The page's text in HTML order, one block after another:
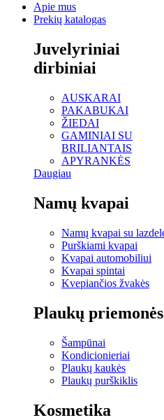
Apie mus
Prekių katalogas
Juvelyriniai
dirbiniai
AUSKARAI
PAKABUKAI
ŽIEDAI
GAMINIAI SU
BRILIANTAIS
APYRANKĖS
Daugiau
Namų kvapai
Namų kvapai su
Purškiami kvapai
Kvapai automobiliui
Kvapai spintai
Kvepiančios žvakės
Plaukų priemonės
Šampūnai
Kondicionieriai
Plaukų kaukės
Plaukų purškiklis
Kosmetika